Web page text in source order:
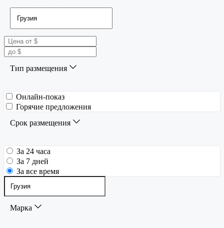
Тип размещения
Онлайн-показ
Горячие предложения
Срок размещения
За 24 часа
За 7 дней
За все время
Марка